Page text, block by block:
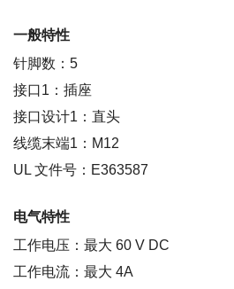
一般特性
针脚数：5
接口1：插座
接口设计1：直头
线缆末端1：M12
UL 文件号：E363587
电气特性
工作电压：最大 60 V DC
工作电流：最大 4A